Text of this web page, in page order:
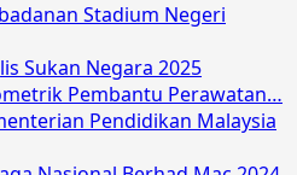
Stadium Negeri
Sukan Negara 2025
Pembantu Perawatan…
Pendidikan Malaysia